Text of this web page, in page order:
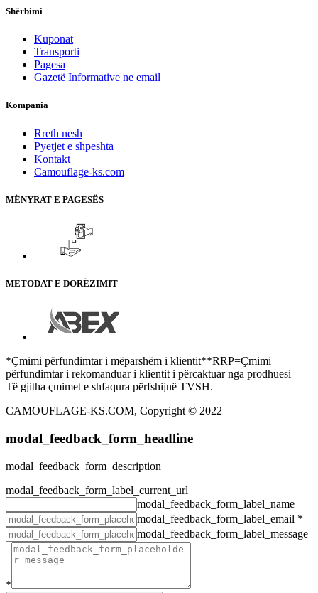
Shërbimi
Kuponat
Transporti
Pagesa
Gazetë Informative ne email
Kompania
Rreth nesh
Pyetjet e shpeshta
Kontakt
Camouflage-ks.com
MËNYRAT E PAGESËS
METODAT E DORËZIMIT
*Çmimi përfundimtar i mëparshëm i klientit**RRP=Çmimi
përfundimtar i rekomanduar i klientit i përcaktuar nga prodhuesi
Të gjitha çmimet e shfaqura përfshijnë TVSH.
CAMOUFLAGE-KS.COM, Copyright © 2022
modal_feedback_form_headline
modal_feedback_form_description
modal_feedback_form_label_current_url
modal_feedback_form_label_name
modal_feedback_form_label_email *
modal_feedback_form_label_message
*